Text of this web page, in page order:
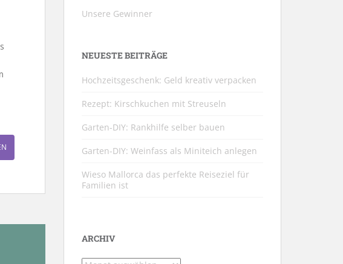
Unsere Gewinner
NEUESTE BEITRÄGE
Hochzeitsgeschenk: Geld kreativ verpacken
Rezept: Kirschkuchen mit Streuseln
Garten-DIY: Rankhilfe selber bauen
Garten-DIY: Weinfass als Miniteich anlegen
Wieso Mallorca das perfekte Reiseziel für
Familien ist
ARCHIV